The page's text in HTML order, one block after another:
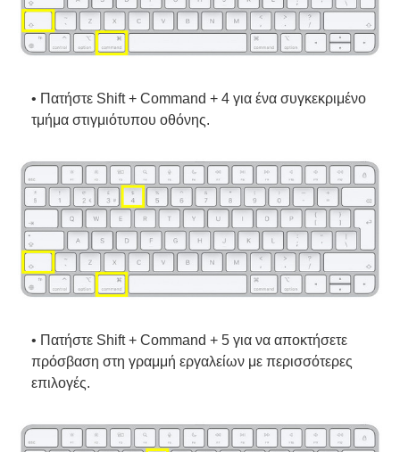
• Πατήστε Shift + Command + 4 για ένα συγκεκριμένο
τμήμα στιγμιότυπου οθόνης.
• Πατήστε Shift + Command + 5 για να αποκτήσετε
πρόσβαση στη γραμμή εργαλείων με περισσότερες
επιλογές.